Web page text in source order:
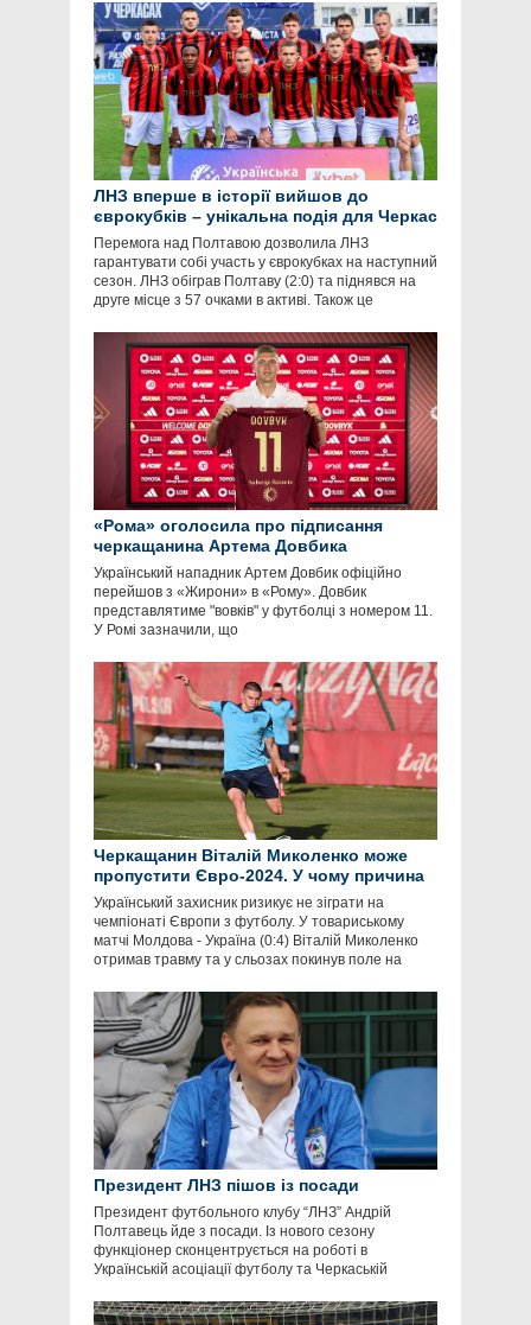
ЛНЗ вперше в історії вийшов до
єврокубків – унікальна подія для Черкас
Перемога над Полтавою дозволила ЛНЗ
гарантувати собі участь у єврокубках на наступний
сезон. ЛНЗ обіграв Полтаву (2:0) та піднявся на
друге місце з 57 очками в активі. Також це
«Рома» оголосила про підписання
черкащанина Артема Довбика
Український нападник Артем Довбик офіційно
перейшов з «Жирони» в «Рому». Довбик
представлятиме "вовків" у футболці з номером 11.
У Ромі зазначили, що
Черкащанин Віталій Миколенко може
пропустити Євро-2024. У чому причина
Український захисник ризикує не зіграти на
чемпіонаті Європи з футболу. У товариському
матчі Молдова - Україна (0:4) Віталій Миколенко
отримав травму та у сльозах покинув поле на
Президент ЛНЗ пішов із посади
Президент футбольного клубу “ЛНЗ” Андрій
Полтавець йде з посади. Із нового сезону
функціонер сконцентрується на роботі в
Українській асоціації футболу та Черкаській